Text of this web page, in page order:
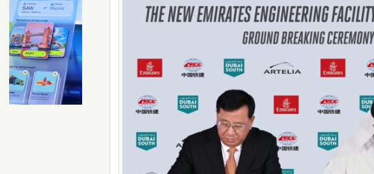
FAA Marine One helikopterine soruşturma başlattı